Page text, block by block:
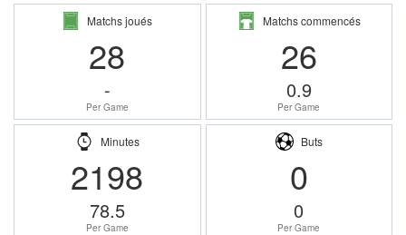
Matchs joués
28
-
Per Game
Matchs commencés
26
0.9
Per Game
Minutes
2198
78.5
Per Game
Buts
0
0
Per Game